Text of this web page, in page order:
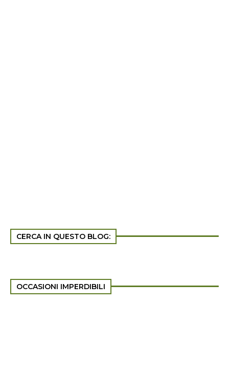
CERCA IN QUESTO BLOG:
OCCASIONI IMPERDIBILI